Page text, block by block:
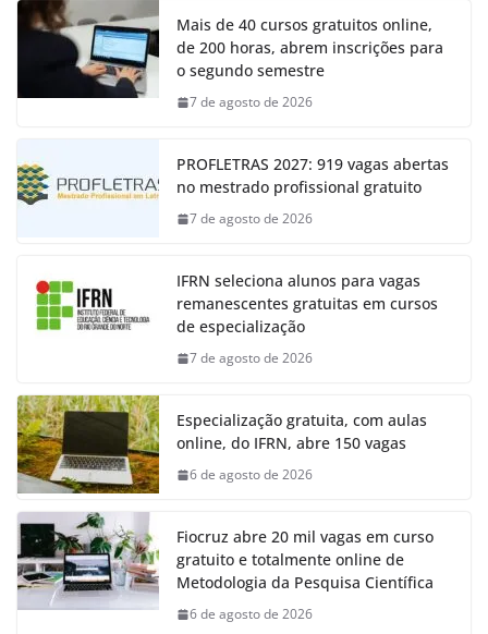
Mais de 40 cursos gratuitos online,
de 200 horas, abrem inscrições para
o segundo semestre
7 de agosto de 2026
PROFLETRAS 2027: 919 vagas abertas
no mestrado profissional gratuito
7 de agosto de 2026
IFRN seleciona alunos para vagas
remanescentes gratuitas em cursos
de especialização
7 de agosto de 2026
Especialização gratuita, com aulas
online, do IFRN, abre 150 vagas
6 de agosto de 2026
Fiocruz abre 20 mil vagas em curso
gratuito e totalmente online de
Metodologia da Pesquisa Científica
6 de agosto de 2026